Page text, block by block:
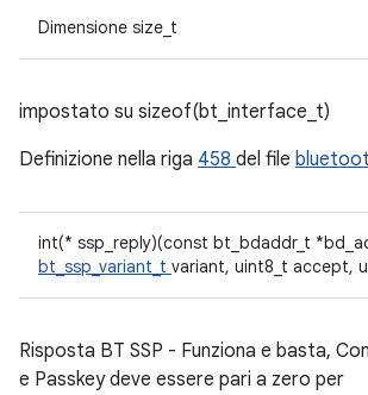
Dimensione size_t
impostato su sizeof(bt_interface_t)
Definizione nella riga 458 del file
int(* ssp_reply)(const bt_bdaddr_t
bt_ssp_variant_t variant, uint8_t accept,
Risposta BT SSP - Funziona e basta,
e Passkey deve essere pari a zero per